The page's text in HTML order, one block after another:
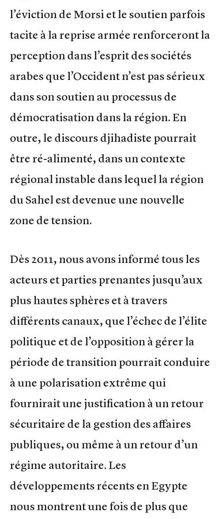
l’éviction de Morsi et le soutien parfois
tacite à la reprise armée renforceront la
perception dans l’esprit des sociétés
arabes que l’Occident n’est pas sérieux
dans son soutien au processus de
démocratisation dans la région. En
outre, le discours djihadiste pourrait
être ré-alimenté, dans un contexte
régional instable dans lequel la région
du Sahel est devenue une nouvelle
zone de tension.
Dès 2011, nous avons informé tous les
acteurs et parties prenantes jusqu’aux
plus hautes sphères et à travers
différents canaux, que l’échec de l’élite
politique et de l’opposition à gérer la
période de transition pourrait conduire
à une polarisation extrême qui
fournirait une justification à un retour
sécuritaire de la gestion des affaires
publiques, ou même à un retour d’un
régime autoritaire. Les
développements récents en Egypte
nous montrent une fois de plus que